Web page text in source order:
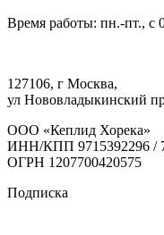
Время работы: пн.-пт., с
127106, г Москва,
ул Нововладыкинский
ООО «Кеплид Хорека»
ИНН/КПП 9715392296 /
ОГРН 1207700420575
Подписка